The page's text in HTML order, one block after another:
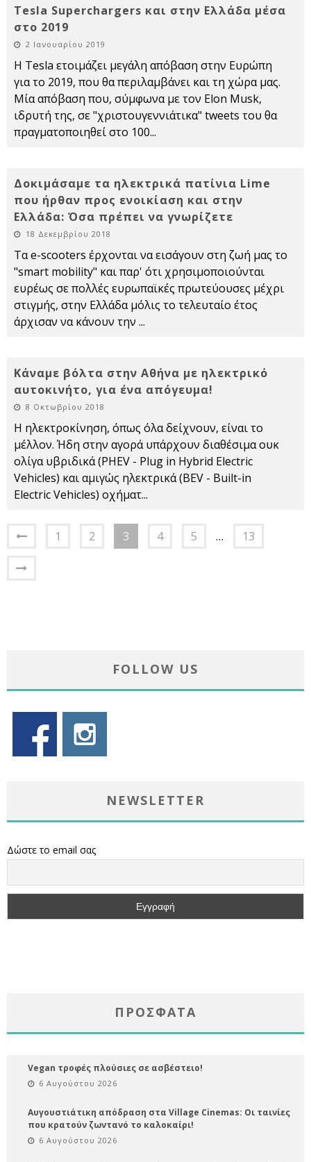
Tesla Superchargers και στην Ελλάδα μέσα
στο 2019
2 Ιανουαρίου 2019
H Tesla ετοιμάζει μεγάλη απόβαση στην Ευρώπη
για το 2019, που θα περιλαμβάνει και τη χώρα μας.
Μία απόβαση που, σύμφωνα με τον Elon Musk,
ιδρυτή της, σε "χριστουγεννιάτικα" tweets του θα
πραγματοποιηθεί στο 100...
Δοκιμάσαμε τα ηλεκτρικά πατίνια Lime
που ήρθαν προς ενοικίαση και στην
Ελλάδα: Όσα πρέπει να γνωρίζετε
18 Δεκεμβρίου 2018
Τα e-scooters έρχονται να εισάγουν στη ζωή μας το
"smart mobility" και παρ' ότι χρησιμοποιούνται
ευρέως σε πολλές ευρωπαϊκές πρωτεύουσες μέχρι
στιγμής, στην Ελλάδα μόλις το τελευταίο έτος
άρχισαν να κάνουν την ...
Κάναμε βόλτα στην Αθήνα με ηλεκτρικό
αυτοκινήτο, για ένα απόγευμα!
8 Οκτωβρίου 2018
Η ηλεκτροκίνηση, όπως όλα δείχνουν, είναι το
μέλλον. Ήδη στην αγορά υπάρχουν διαθέσιμα ουκ
ολίγα υβριδικά (PHEV - Plug in Hybrid Electric
Vehicles) και αμιγώς ηλεκτρικά (BEV - Built-in
Electric Vehicles) οχήματ...
1 2 3 4 5 … 13
FOLLOW US
NEWSLETTER
Δώστε το email σας
ΠΡΌΣΦΑΤΑ
Vegan τροφές πλούσιες σε ασβέστειο!
6 Αυγούστου 2026
Αυγουστιάτικη απόδραση στα Village Cinemas: Οι ταινίες
που κρατούν ζωντανό το καλοκαίρι!
6 Αυγούστου 2026